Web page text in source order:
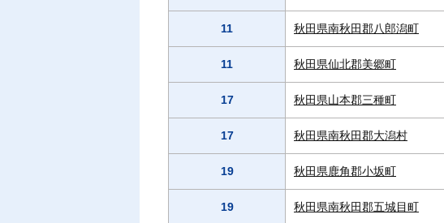
11 秋田県南秋田郡八郎潟町
11 秋田県仙北郡美郷町
17 秋田県山本郡三種町
17 秋田県南秋田郡大潟村
19 秋田県鹿角郡小坂町
19 秋田県南秋田郡五城目町